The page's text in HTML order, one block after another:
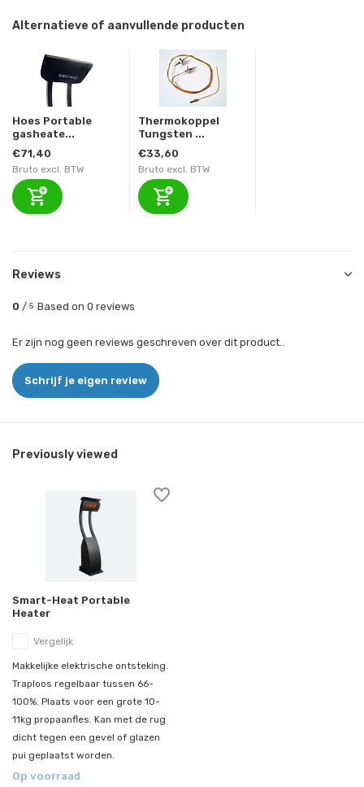
Alternatieve of aanvullende producten
Hoes Portable
gasheate...
€71,40
Bruto excl. BTW
Thermokoppel
Tungsten ...
€33,60
Bruto excl. BTW
Reviews
0 / 5 Based on 0 reviews
Er zijn nog geen reviews geschreven over dit product..
Schrijf je eigen review
Previously viewed
Smart-Heat Portable
Heater
Vergelijk
Makkelijke elektrische ontsteking.
Traploos regelbaar tussen 66-
100%. Plaats voor een grote 10-
11kg propaanfles. Kan met de rug
dicht tegen een gevel of glazen
pui geplaatst worden.
Op voorraad